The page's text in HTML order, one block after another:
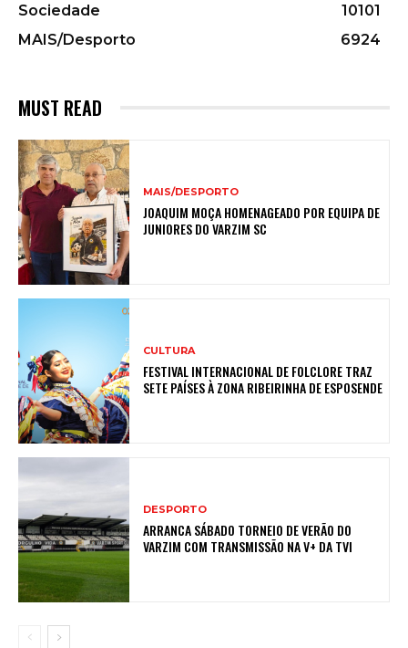
Sociedade
10101
MAIS/Desporto
6924
MUST READ
MAIS/DESPORTO
JOAQUIM MOÇA HOMENAGEADO POR EQUIPA DE
JUNIORES DO VARZIM SC
CULTURA
FESTIVAL INTERNACIONAL DE FOLCLORE TRAZ
SETE PAÍSES À ZONA RIBEIRINHA DE ESPOSENDE
DESPORTO
ARRANCA SÁBADO TORNEIO DE VERÃO DO
VARZIM COM TRANSMISSÃO NA V+ DA TVI